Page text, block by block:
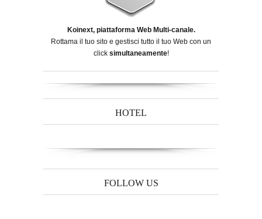
Koinext, piattaforma Web Multi-canale.
Rottama il tuo sito e gestisci tutto il tuo Web con un
click simultaneamente!
HOTEL
FOLLOW US